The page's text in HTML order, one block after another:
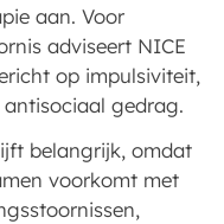
aan. Voor
adviseert NICE
op impulsiviteit,
gedrag.
belangrijk, omdat
voorkomt met